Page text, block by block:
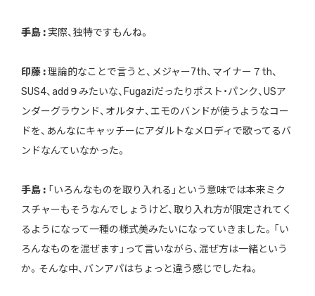
手島 :実際、独特ですもんね。
印藤 :理論的なことで言うと、メジャー7th、マイナー７th、
SUS4、add９みたいな、Fugaziだったりポスト・パンク、USア
ンダーグラウンド、オルタナ、エモのバンドが使うようなコー
ドを、あんなにキャッチーにアダルトなメロディで歌ってるバ
ンドなんていなかった。
手島 : 「いろんなものを取り入れる」という意味では本来ミク
スチャーもそうなんでしょうけど、取り入れ方が限定されてく
るようになって一種の様式美みたいになっていきました。「い
ろんなものを混ぜます」って言いながら、混ぜ方は一緒という
か。そんな中、バンアパはちょっと違う感じでしたね。